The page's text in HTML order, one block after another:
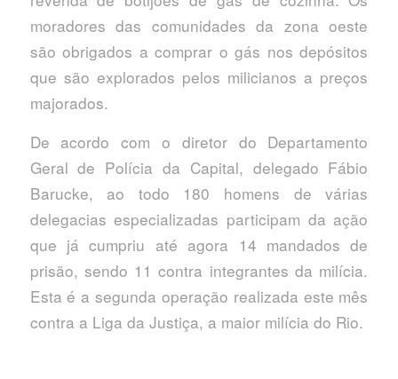
moradores das comunidades da zona oeste
são obrigados a comprar o gás nos depósitos
que são explorados pelos milicianos a preços
majorados.
De acordo com o diretor do Departamento
Geral de Polícia da Capital, delegado Fábio
Barucke, ao todo 180 homens de várias
delegacias especializadas participam da ação
que já cumpriu até agora 14 mandados de
prisão, sendo 11 contra integrantes da milícia.
Esta é a segunda operação realizada este mês
contra a Liga da Justiça, a maior milícia do Rio.